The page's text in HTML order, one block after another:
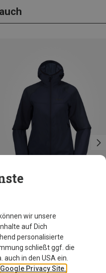
wir unsere
auf Dich
personalisierte
schließt ggf. die
in den USA ein.
Google Privacy Site.